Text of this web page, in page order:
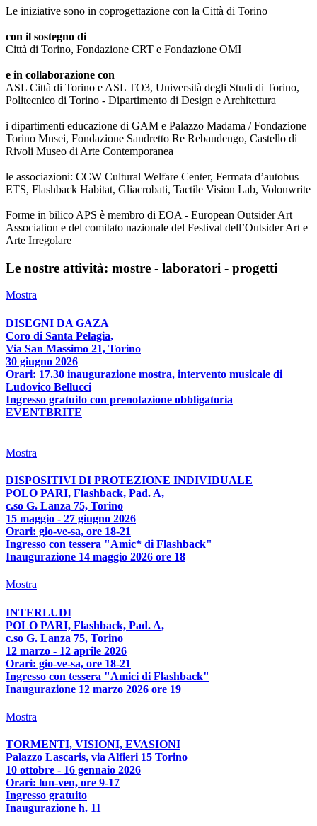
Le iniziative sono in coprogettazione con la Città di Torino
con il sostegno di
Città di Torino, Fondazione CRT e Fondazione OMI
e in collaborazione con
ASL Città di Torino e ASL TO3, Università degli Studi di Torino,
Politecnico di Torino - Dipartimento di Design e Architettura
i dipartimenti educazione di GAM e Palazzo Madama / Fondazione
Torino Musei, Fondazione Sandretto Re Rebaudengo, Castello di
Rivoli Museo di Arte Contemporanea
le associazioni: CCW Cultural Welfare Center, Fermata d’autobus
ETS, Flashback Habitat, Gliacrobati, Tactile Vision Lab, Volonwrite
Forme in bilico APS è membro di EOA - European Outsider Art
Association e del comitato nazionale del Festival dell’Outsider Art e
Arte Irregolare
Le nostre attività: mostre - laboratori - progetti
Mostra
DISEGNI DA GAZA
Coro di Santa Pelagia,
Via San Massimo 21, Torino
30 giugno 2026
Orari: 17.30 inaugurazione mostra, intervento musicale di
Ludovico Bellucci
Ingresso gratuito con prenotazione obbligatoria
EVENTBRITE
Mostra
DISPOSITIVI DI PROTEZIONE INDIVIDUALE
POLO PARI, Flashback, Pad. A,
c.so G. Lanza 75, Torino
15 maggio - 27 giugno 2026
Orari: gio-ve-sa, ore 18-21
Ingresso con tessera "Amic* di Flashback"
Inaugurazione 14 maggio 2026 ore 18
Mostra
INTERLUDI
POLO PARI, Flashback, Pad. A,
c.so G. Lanza 75, Torino
12 marzo - 12 aprile 2026
Orari: gio-ve-sa, ore 18-21
Ingresso con tessera "Amici di Flashback"
Inaugurazione 12 marzo 2026 ore 19
Mostra
TORMENTI, VISIONI, EVASIONI
Palazzo Lascaris, via Alfieri 15 Torino
10 ottobre - 16 gennaio 2026
Orari: lun-ven, ore 9-17
Ingresso gratuito
Inaugurazione h. 11